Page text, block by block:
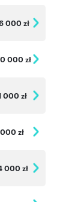
000 zł
000 zł
000 zł
zł
000 zł